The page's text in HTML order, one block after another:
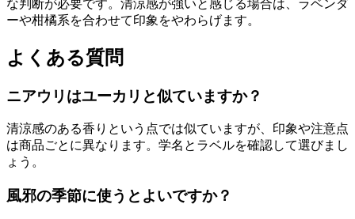
な判断が必要です。清涼感が強いと感じる場合は、ラベンダ
ーや柑橘系を合わせて印象をやわらげます。
よくある質問
ニアウリはユーカリと似ていますか？
清涼感のある香りという点では似ていますが、印象や注意点
は商品ごとに異なります。学名とラベルを確認して選びまし
ょう。
風邪の季節に使うとよいですか？